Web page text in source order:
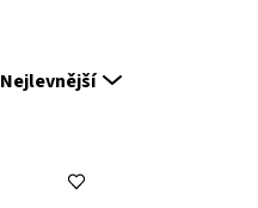
Nejlevnější